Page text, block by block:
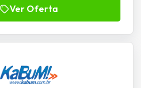
Ver Oferta